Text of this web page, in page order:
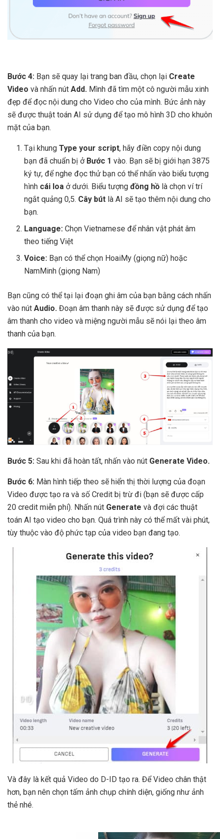
Bước 4: Bạn sẽ quay lại trang ban đầu, chọn lại Create
Video và nhấn nút Add. Mình đã tìm một cô người mẫu xinh
đẹp để đọc nội dung cho Video cho của mình. Bức ảnh này
sẽ được thuật toán AI sử dụng để tạo mô hình 3D cho khuôn
mặt của bạn.
Tại khungType your script, hãy điền copy nội dung
bạn đã chuẩn bị ở Bước 1 vào. Bạn sẽ bị giới hạn 3875
ký tự, để nghe đọc thử bạn có thể nhấn vào biểu tượng
hình cái loa ở dưới. Biểu tượngđồng hồ là chọn ví trí
ngắt quảng 0,5. Cây bút là AI sẽ tạo thêm nội dung cho
bạn.
Language: Chọn Vietnamese để nhân vật phát âm
theo tiếng Việt
Voice: Bạn có thể chọn HoaiMy (giọng nữ) hoặc
NamMinh (giọng Nam)
Bạn cũng có thể tại lại đoạn ghi âm của bạn bằng cách nhấn
vào nút Audio. Đoạn âm thanh này sẽ được sử dụng để tạo
âm thanh cho video và miệng người mẫu sẽ nói lại theo âm
thanh của bạn.
Bước 5: Sau khi đã hoàn tất, nhấn vào nút Generate Video.
Bước 6: Màn hình tiếp theo sẽ hiển thị thời lượng của đoạn
Video được tạo ra và số Credit bị trừ đi (bạn sẽ được cấp
20 credit miễn phí). Nhấn nút Generate và đợi các thuật
toán AI tạo video cho bạn. Quá trình này có thể mất vài phút,
tùy thuộc vào độ phức tạp của video bạn đang tạo.
Và đây là kết quả Video do D-ID tạo ra. Để Video chân thật
hơn, bạn nên chọn tấm ảnh chụp chính diện, giống như ảnh
thẻ nhé.